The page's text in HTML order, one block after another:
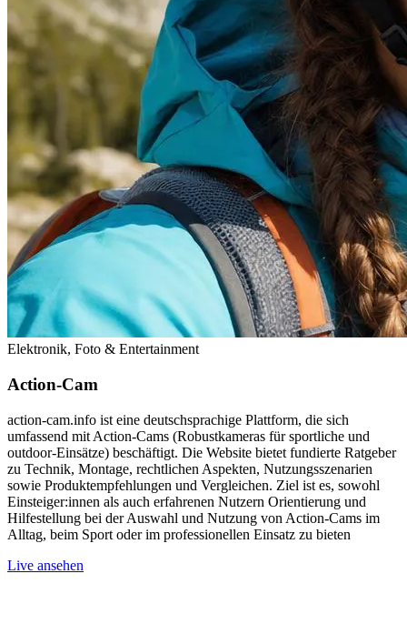
Elektronik, Foto & Entertainment
Action-Cam
action‑cam.info ist eine deutschsprachige Plattform, die sich
umfassend mit Action‑Cams (Robustkameras für sportliche und
outdoor‑Einsätze) beschäftigt. Die Website bietet fundierte Ratgeber
zu Technik, Montage, rechtlichen Aspekten, Nutzungsszenarien
sowie Produktempfehlungen und Vergleichen. Ziel ist es, sowohl
Einsteiger:innen als auch erfahrenen Nutzern Orientierung und
Hilfestellung bei der Auswahl und Nutzung von Action‑Cams im
Alltag, beim Sport oder im professionellen Einsatz zu bieten
Live ansehen